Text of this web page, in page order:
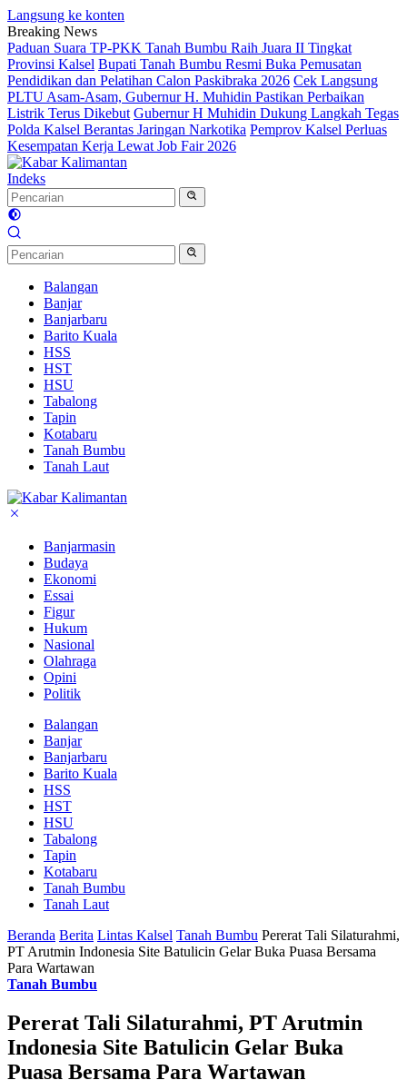
Langsung ke konten
Breaking News
Paduan Suara TP-PKK Tanah Bumbu Raih Juara II Tingkat
Provinsi Kalsel Bupati Tanah Bumbu Resmi Buka Pemusatan
Pendidikan dan Pelatihan Calon Paskibraka 2026 Cek Langsung
PLTU Asam-Asam, Gubernur H. Muhidin Pastikan Perbaikan
Listrik Terus Dikebut Gubernur H Muhidin Dukung Langkah Tegas
Polda Kalsel Berantas Jaringan Narkotika Pemprov Kalsel Perluas
Kesempatan Kerja Lewat Job Fair 2026
Indeks
Balangan
Banjar
Banjarbaru
Barito Kuala
HSS
HST
HSU
Tabalong
Tapin
Kotabaru
Tanah Bumbu
Tanah Laut
Banjarmasin
Budaya
Ekonomi
Essai
Figur
Hukum
Nasional
Olahraga
Opini
Politik
Balangan
Banjar
Banjarbaru
Barito Kuala
HSS
HST
HSU
Tabalong
Tapin
Kotabaru
Tanah Bumbu
Tanah Laut
Beranda Berita Lintas Kalsel Tanah Bumbu Pererat Tali Silaturahmi,
PT Arutmin Indonesia Site Batulicin Gelar Buka Puasa Bersama
Para Wartawan
Tanah Bumbu
Pererat Tali Silaturahmi, PT Arutmin
Indonesia Site Batulicin Gelar Buka
Puasa Bersama Para Wartawan